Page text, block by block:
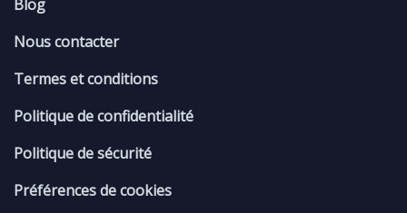
Blog
Nous contacter
Termes et conditions
Politique de confidentialité
Politique de sécurité
Préférences de cookies